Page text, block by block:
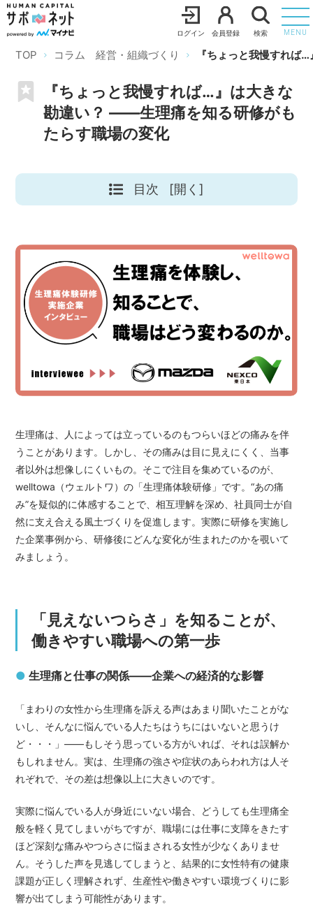
ログイン 会員登録 検索 MENU
TOP コラム 経営・組織づくり 『ちょっと我慢すれ
『ちょっと我慢すれば…』は大きな
勘違い？ ――生理痛を知る研修がも
たらす職場の変化
目次 [開く]
生理痛は、人によっては立っているのもつらいほどの痛みを伴
うことがあります。しかし、その痛みは目に見えにくく、当事
者以外は想像しにくいもの。そこで注目を集めているのが、
welltowa（ウェルトワ）の「生理痛体験研修」です。“あの痛
み”を疑似的に体感することで、相互理解を深め、社員同士が自
然に支え合える風土づくりを促進します。実際に研修を実施し
た企業事例から、研修後にどんな変化が生まれたのかを覗いて
みましょう。
「見えないつらさ」を知ることが、
働きやすい職場への第一歩
● 生理痛と仕事の関係——企業への経済的な影響
「まわりの女性から生理痛を訴える声はあまり聞いたことがな
いし、そんなに悩んでいる人たちはうちにはいないと思うけ
ど・・・」――もしそう思っている方がいれば、それは誤解か
もしれません。実は、生理痛の強さや症状のあらわれ方は人そ
れぞれで、その差は想像以上に大きいのです。
実際に悩んでいる人が身近にいない場合、どうしても生理痛全
般を軽く見てしまいがちですが、職場には仕事に支障をきたす
ほど深刻な痛みやつらさに悩まされる女性が少なくありませ
ん。そうした声を見逃してしまうと、結果的に女性特有の健康
課題が正しく理解されず、生産性や働きやすい環境づくりに影
響が出てしまう可能性があります。